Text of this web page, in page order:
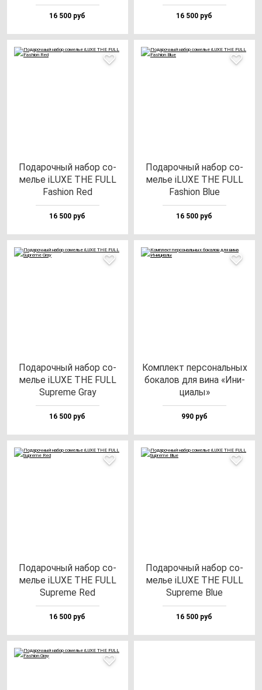
16 500 руб 16 500 руб
Пода­роч­ный на­бор со­
мелье iLUXE THE FULL
Fas­hi­on Red
16 500 руб
Пода­роч­ный на­бор со­
мелье iLUXE THE FULL
Fas­hi­on Blue
16 500 руб
Пода­роч­ный на­бор со­
мелье iLUXE THE FULL
Sup­re­me Gray
16 500 руб
Ком­плект пер­со­наль­ных
бо­ка­лов для ви­на «Ини­
ци­алы»
990 руб
Пода­роч­ный на­бор со­
мелье iLUXE THE FULL
Sup­re­me Red
16 500 руб
Пода­роч­ный на­бор со­
мелье iLUXE THE FULL
Sup­re­me Blue
16 500 руб